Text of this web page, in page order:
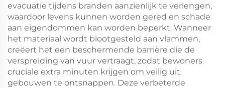
evacuatie tijdens branden aanzienlijk te verlengen,
waardoor levens kunnen worden gered en schade
aan eigendommen kan worden beperkt. Wanneer
het materiaal wordt blootgesteld aan vlammen,
creëert het een beschermende barrière die de
verspreiding van vuur vertraagt, zodat bewoners
cruciale extra minuten krijgen om veilig uit
gebouwen te ontsnappen. Deze verbeterde